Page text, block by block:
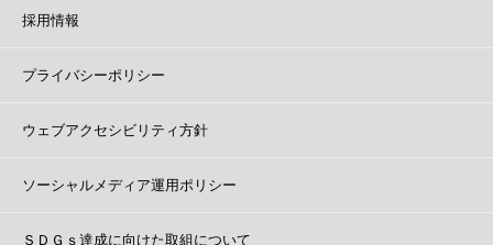
採用情報
プライバシーポリシー
ウェブアクセシビリティ方針
ソーシャルメディア運用ポリシー
ＳＤＧｓ達成に向けた取組について